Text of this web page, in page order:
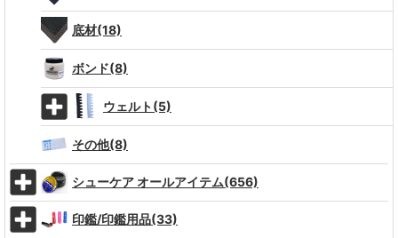
底材(18)
ボンド(8)
ウェルト(5)
その他(8)
シューケア オールアイテム(656)
印鑑/印鑑用品(33)